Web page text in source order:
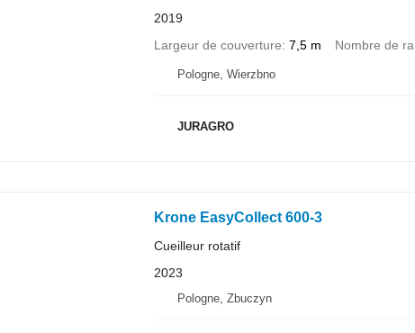
2019
Largeur de couverture 7,5 m Nombre de
Pologne, Wierzbno
JURAGRO
Krone EasyCollect 600-3
Cueilleur rotatif
2023
Pologne, Zbuczyn